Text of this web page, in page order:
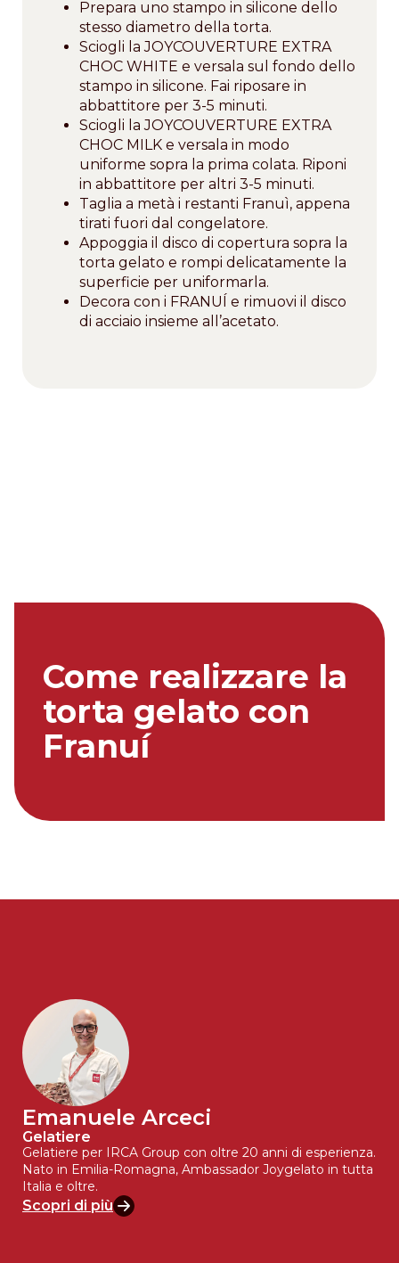
Prepara uno stampo in silicone dello
stesso diametro della torta.
Sciogli la JOYCOUVERTURE EXTRA
CHOC WHITE e versala sul fondo dello
stampo in silicone. Fai riposare in
abbattitore per 3-5 minuti.
Sciogli la JOYCOUVERTURE EXTRA
CHOC MILK e versala in modo
uniforme sopra la prima colata. Riponi
in abbattitore per altri 3-5 minuti.
Taglia a metà i restanti Franuì, appena
tirati fuori dal congelatore.
Appoggia il disco di copertura sopra la
torta gelato e rompi delicatamente la
superficie per uniformarla.
Decora con i FRANUÍ e rimuovi il disco
di acciaio insieme all’acetato.
Come realizzare la
torta gelato con
Franuí
Emanuele Arceci
Gelatiere
Gelatiere per IRCA Group con oltre 20 anni di esperienza.
Nato in Emilia-Romagna, Ambassador Joygelato in tutta
Italia e oltre.
Scopri di più